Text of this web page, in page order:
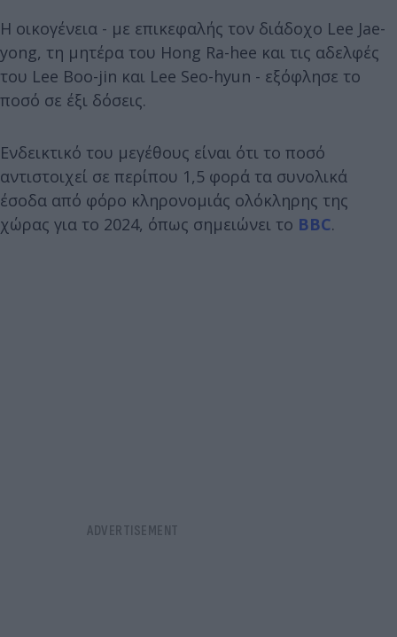
Η οικογένεια - με επικεφαλής τον διάδοχο Lee Jae-
yong, τη μητέρα του Hong Ra-hee και τις αδελφές
του Lee Boo-jin και Lee Seo-hyun - εξόφλησε το
ποσό σε έξι δόσεις.
Ενδεικτικό του μεγέθους είναι ότι το ποσό
αντιστοιχεί σε περίπου 1,5 φορά τα συνολικά
έσοδα από φόρο κληρονομιάς ολόκληρης της
χώρας για το 2024, όπως σημειώνει το BBC.